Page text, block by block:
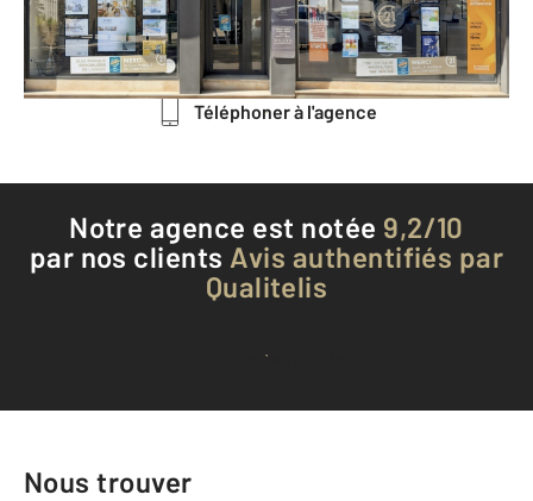
Envoyer un message
Téléphoner à l'agence
Notre agence est notée 9,2/10
par nos clients Avis authentifiés par
Qualitelis
Voir tous les avis clients
Nous trouver